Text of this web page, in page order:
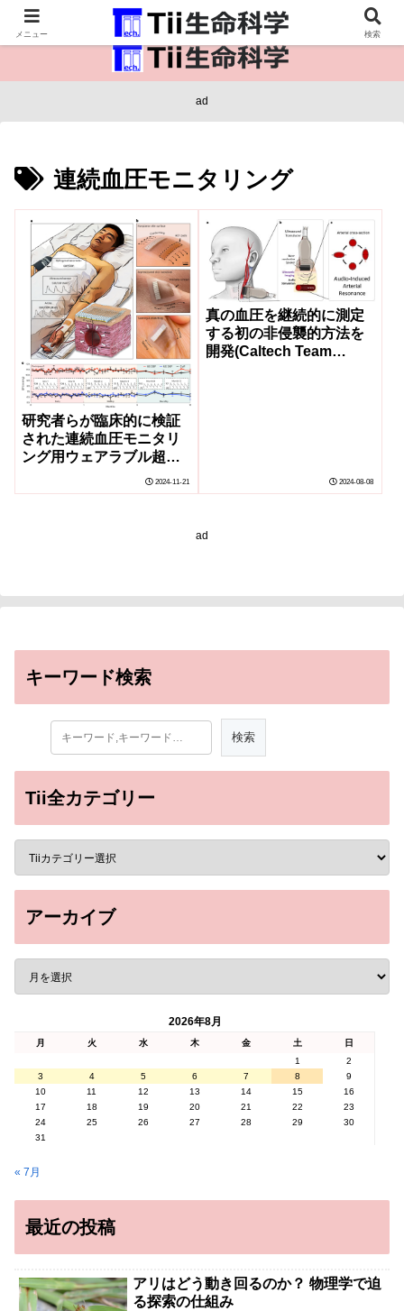
医療保健・生命・生物の情報インフラ。
ad
連続血圧モニタリング
研究者らが臨床的に検証
された連続血圧モニタリ
ング用ウェアラブル超音
(Researchers Develop
2024-11-21
真の血圧を継続的に測定
する初の非侵襲的方法を
開発(Caltech Team
2024-08-08
ad
キーワード検索
Tii全カテゴリー
アーカイブ
2026年8月
月 火 水 木 金 土
日
1
2
3
4 5 6 7 8
9
10
11 12 13 14 15
16
17
18 19 20 21 22
23
24
25 26 27 28 29
30
31
« 7月
最近の投稿
アリはどう動き回るのか？ 物理学で迫
る探索の仕組み
メニュー 検索